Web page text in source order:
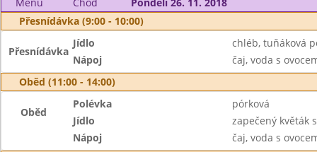
Přesnídávka (9:00 - 10:00)
Přesnídávka
Jídlo
chléb, tuňáková
Nápoj
čaj, voda s
Oběd (11:00 - 14:00)
Oběd
Polévka
pórková
Jídlo
zapečený květák
Nápoj
čaj, voda s